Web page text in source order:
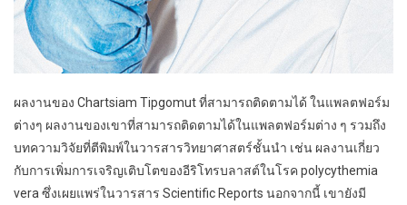
ผลงานของ Chartsiam Tipgomut ที่สามารถติดตามได้ ในแพลตฟอร์ม
ต่างๆ ผลงานของเขาที่สามารถติดตามได้ในแพลตฟอร์มต่าง ๆ รวมถึง
บทความวิจัยที่ตีพิมพ์ในวารสารวิทยาศาสตร์ชั้นนำ เช่น ผลงานเกี่ยว
กับการเพิ่มการเจริญเติบโตของอีริโทรบลาสต์ในโรค polycythemia
vera ซึ่งเผยแพร่ในวารสาร Scientific Reports นอกจากนี้ เขายังมี